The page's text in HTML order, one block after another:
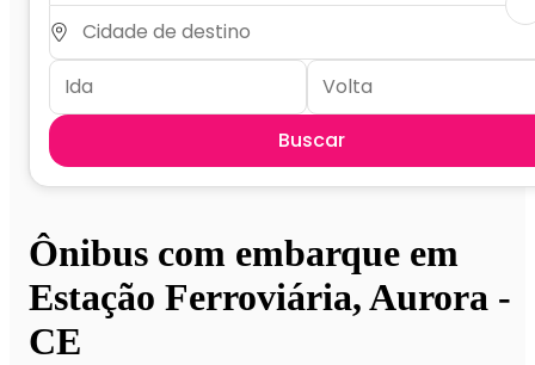
Buscar
Ônibus com embarque em
Estação Ferroviária, Aurora -
CE